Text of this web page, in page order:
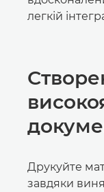
легкій
Друкуйте
завдяки